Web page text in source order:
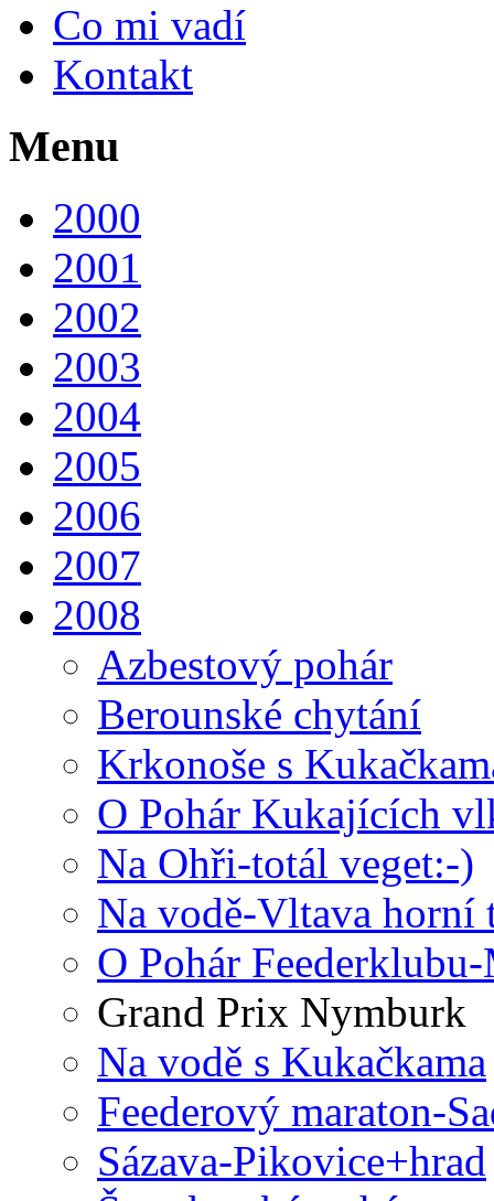
Co mi vadí
Kontakt
Menu
2000
2001
2002
2003
2004
2005
2006
2007
2008
Azbestový pohár
Berounské chytání
Krkonoše s
O Pohár Kukajících
Na Ohři-totál veget:-)
Na vodě-Vltava horní
O Pohár
Grand Prix Nymburk
Na vodě s Kukačkama
Feederový maraton-
Sázava-Pikovice+hrad